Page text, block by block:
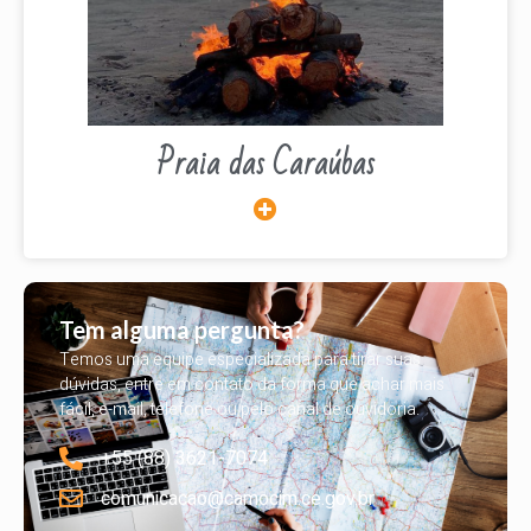
Praia das Caraúbas
Tem alguma pergunta?
Temos uma equipe especializada para tirar suas
dúvidas, entre em contato da forma que achar mais
fácil, e-mail, telefone ou pelo canal de ouvidoria.
+55 (88) 3621-7074
comunicacao@camocim.ce.gov.br